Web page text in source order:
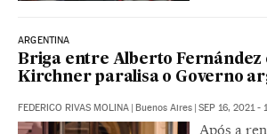
ARGENTINA
Briga entre Alberto Fernández
Kirchner paralisa o Governo
FEDERICO RIVAS MOLINA | Buenos Aires | SEP 16, 2021 -
Após a